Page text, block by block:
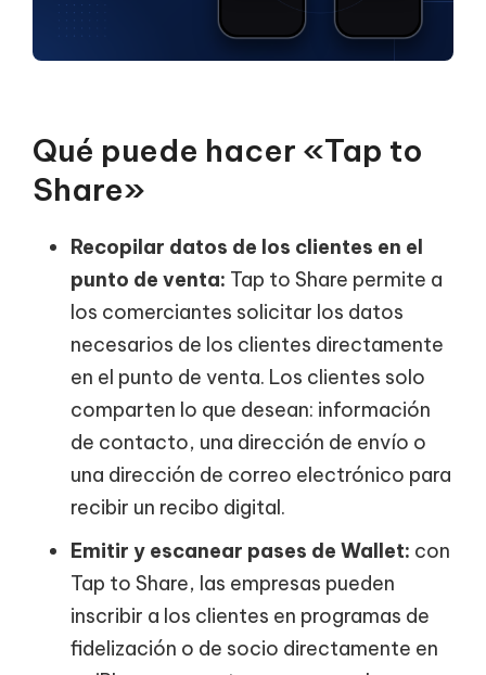
Qué puede hacer «Tap to
Share»
Recopilar datos de los clientes en el
punto de venta: Tap to Share permite a
los comerciantes solicitar los datos
necesarios de los clientes directamente
en el punto de venta. Los clientes solo
comparten lo que desean: información
de contacto, una dirección de envío o
una dirección de correo electrónico para
recibir un recibo digital.
Emitir y escanear pases de Wallet: con
Tap to Share, las empresas pueden
inscribir a los clientes en programas de
fidelización o de socio directamente en